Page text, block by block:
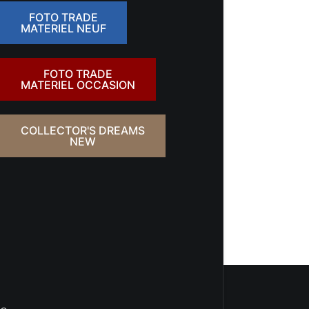
FOTO TRADE
MATERIEL NEUF
FOTO TRADE
MATERIEL OCCASION
COLLECTOR'S DREAMS
NEW